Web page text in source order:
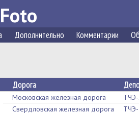
Дополнительно Комментарии
Дорога
Московская железная дорога
Свердловская железная дорога